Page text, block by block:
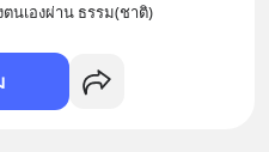
นเองผ่าน ธรรม(ชาติ)